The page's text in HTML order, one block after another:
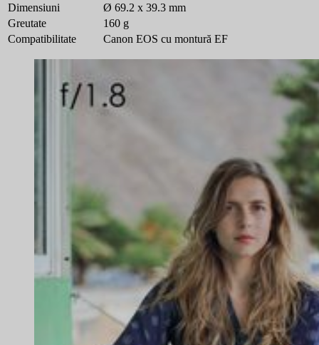
Dimensiuni
Ø 69.2 x 39.3 mm
Greutate
160 g
Compatibilitate
Canon EOS cu montură EF